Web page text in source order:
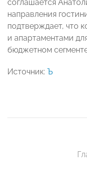
соглашается
направления
подтверждает, что
и апартаментами
бюджетном
Источник: Ъ